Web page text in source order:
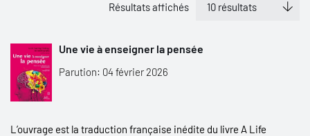
Résultats affichés
Une vie à enseigner la pensée
Parution: 04 février 2026
L’ouvrage est la traduction française inédite du livre A Life